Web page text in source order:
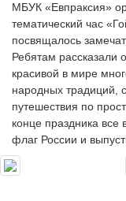
МБУК «Евпраксия»
тематический час
посвящалось
Ребятам рассказали
красивой в мире
народных традиций,
путешествия по
конце праздника
флаг России и